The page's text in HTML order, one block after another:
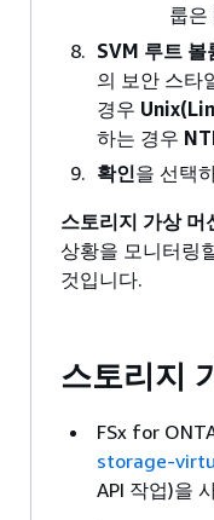
룹은
SVM 루트 볼
의 보안 스타
경우
하는 경우
확인을 선택
스토리지 가상 머
상황을 모니터링
것입니다.
스토리지
FSx for
storage-
API 작업)을